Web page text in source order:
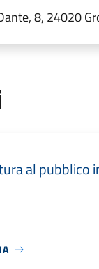
8, 24020
al pubblico